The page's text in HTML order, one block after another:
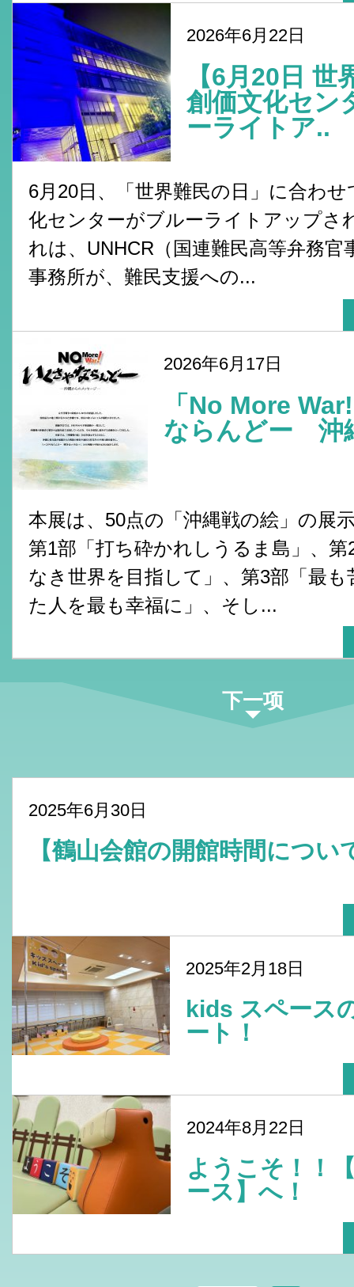
2026年6月22日
【6月20日 世
創価文化セン
ーライトア..
6月20日、「世界難民の日」に合わせ
化センターがブルーライトアップさ
れは、UNHCR（国連難民高等弁務官
事務所が、難民支援への...
2026年6月17日
「No More
ならんどー 沖
本展は、50点の「沖縄戦の絵」の展
第1部「打ち砕かれしうるま島」、第
なき世界を目指して」、第3部「最
た人を最も幸福に」、そし...
下一项
2025年6月30日
【鶴山会館の開館時間につ
2025年2月18日
kids スペース
ート！
2024年8月22日
ようこそ！！
ース】へ！